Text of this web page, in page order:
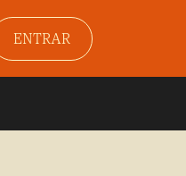
ENTRAR